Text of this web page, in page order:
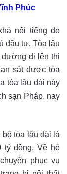
Phúc
nổi tiếng do
đầu tư. Tòa lâu
đường đi lên thị
sát được tòa
tòa lâu đài này
sạn Pháp, nay
bộ tòa lâu đài là
tỷ đồng. Về hệ
phục vụ